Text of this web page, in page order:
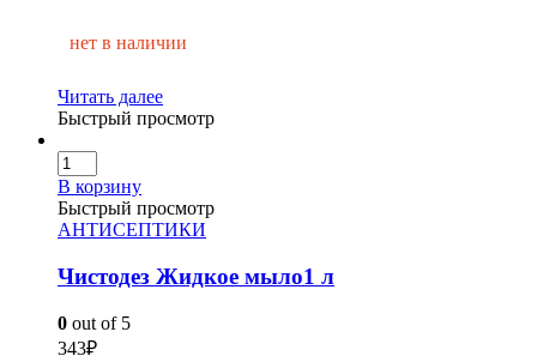
нет в наличии
Читать далее
Быстрый просмотр
В корзину
Быстрый просмотр
АНТИСЕПТИКИ
Чистодез Жидкое мыло1 л
0 out of 5
343₽